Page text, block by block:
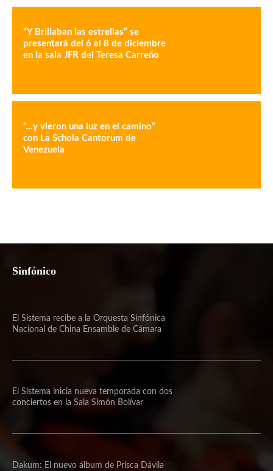
“Y Brillaban las estrellas” se
presentará del 6 al 8 de diciembre
en la sala JFR del Teresa Carreño
“…y vieron una luz en el camino”
con La Schola Cantorum de
Venezuela
Sinfónico
El Sistema recibe a la Orquesta Sinfónica
Nacional de China Ensamble de Cámara
El Sistema inicia nueva temporada con dos
conciertos en la Sala Simón Bolívar
Dakum: El nuevo álbum de Prisca Dávila